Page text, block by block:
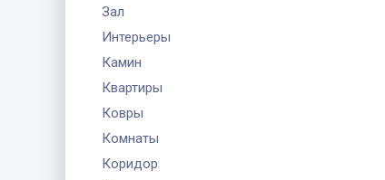
Зал
Интерьеры
Камин
Квартиры
Ковры
Комнаты
Коридор